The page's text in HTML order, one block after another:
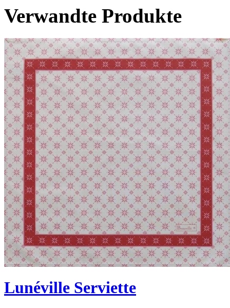
Verwandte Produkte
Lunéville Serviette